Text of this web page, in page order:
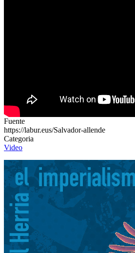
Fuente
https://labur.eus/Salvador-allende
Categoria
Video